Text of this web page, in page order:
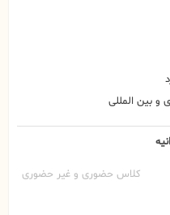
و بین المللی
کلاس حضوری و غیر حضوری